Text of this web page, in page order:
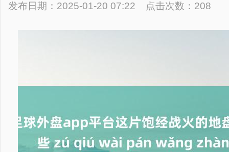
发布日期：2025-01-20 07:22 点击次数：208